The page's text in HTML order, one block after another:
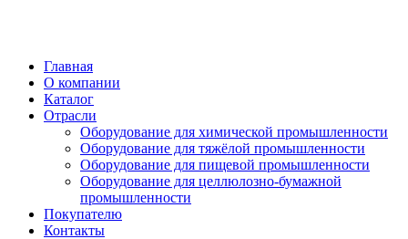
Главная
О компании
Каталог
Отрасли
Оборудование для химической промышленности
Оборудование для тяжёлой промышленности
Оборудование для пищевой промышленности
Оборудование для целлюлозно-бумажной
промышленности
Покупателю
Контакты